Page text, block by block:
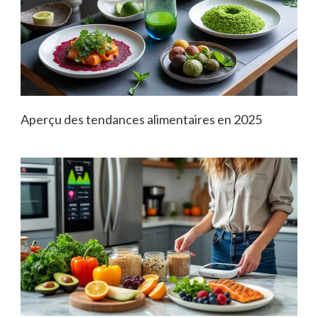
Aperçu des tendances alimentaires en 2025